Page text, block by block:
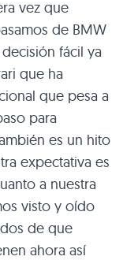
vez que
de BMW
fácil ya
que ha
que pesa a
para
es un hito
expectativa es
a nuestra
visto y oído
de que
ahora así